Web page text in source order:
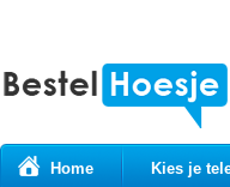
Home Kies je